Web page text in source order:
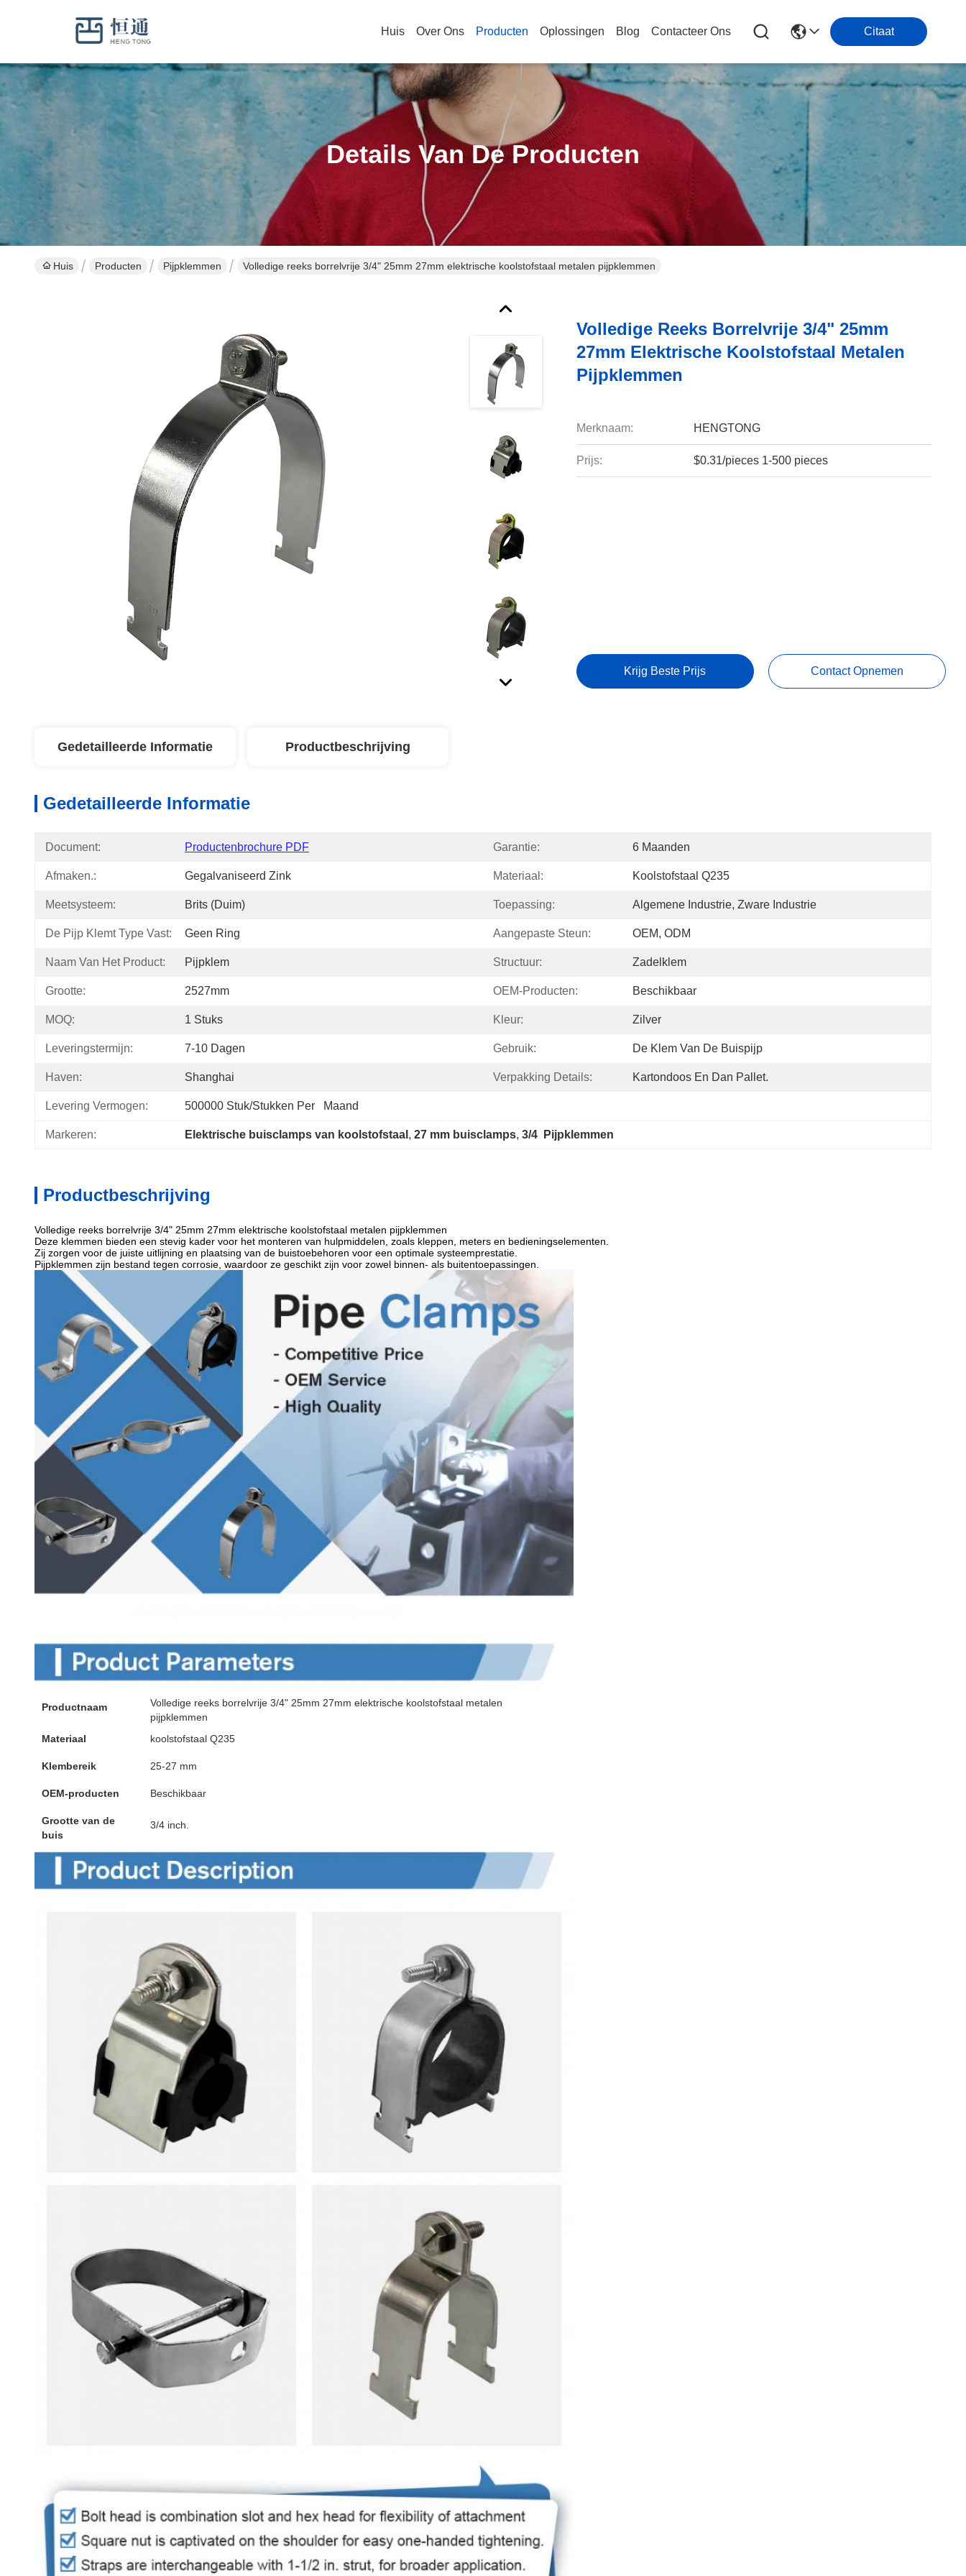
Huis Over Ons Producten Oplossingen Blog Contacteer Ons Citaat
Details Van De Producten
Huis Producten Pijpklemmen Volledige reeks borrelvrije 3/4" 25mm 27mm elektrische koolstofstaal metalen pijpklemmen
Volledige Reeks Borrelvrije 3/4" 25mm
27mm Elektrische Koolstofstaal Metalen
Pijpklemmen
Merknaam: HENGTONG
Prijs: $0.31/pieces 1-500 pieces
Krijg Beste Prijs Contact Opnemen
Gedetailleerde Informatie Productbeschrijving
Gedetailleerde Informatie
Document: Productenbrochure PDF Garantie: 6 Maanden
Afmaken.: Gegalvaniseerd Zink Materiaal: Koolstofstaal Q235
Meetsysteem: Brits (duim) Toepassing: Algemene Industrie, Zware Industrie
De Pijp Klemt Type Vast: Geen Ring Aangepaste Steun: OEM, ODM
Naam Van Het Product: Pijpklem Structuur: Zadelklem
Grootte: 2527mm OEM-Producten: Beschikbaar
MOQ: 1 Stuks Kleur: Zilver
Leveringstermijn: 7-10 Dagen Gebruik: De Klem Van De Buispijp
Haven: Shanghai Verpakking Details: Kartondoos En Dan Pallet.
Levering Vermogen: 500000 Stuk/Stukken Per   Maand
Markeren: Elektrische buisclamps van koolstofstaal , 27 mm buisclamps, 3/4  Pijpklemmen
Productbeschrijving
Volledige reeks borrelvrije 3/4" 25mm 27mm elektrische koolstofstaal metalen pijpklemmen
Deze klemmen bieden een stevig kader voor het monteren van hulpmiddelen, zoals kleppen, meters en bedieningselementen.
Zij zorgen voor de juiste uitlijning en plaatsing van de buistoebehoren voor een optimale systeemprestatie.
Pijpklemmen zijn bestand tegen corrosie, waardoor ze geschikt zijn voor zowel binnen- als buitentoepassingen.
Productnaam
Volledige reeks borrelvrije 3/4" 25mm 27mm elektrische koolstofstaal metalen
pijpklemmen
Materiaal
koolstofstaal Q235
Klembereik 25-27 mm
OEM-producten Beschikbaar
Grootte van de
buis
3/4 inch.